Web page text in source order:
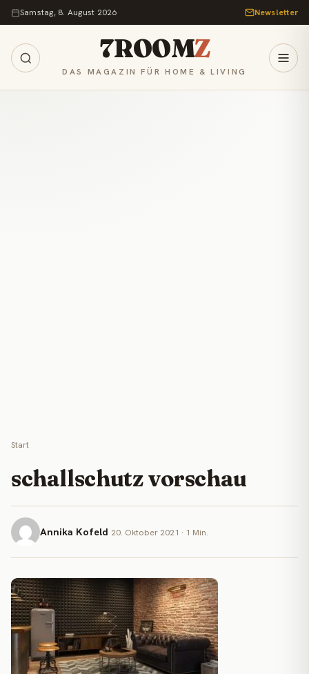
Zum Inhalt springen
Samstag, 8. August 2026 Newsletter
7ROOMZ
DAS MAGAZIN FÜR HOME & LIVING
Start
schallschutz vorschau
Annika Kofeld 20. Oktober 2021 · 1 Min.